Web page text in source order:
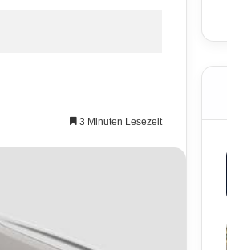
3 Minuten Lesezeit